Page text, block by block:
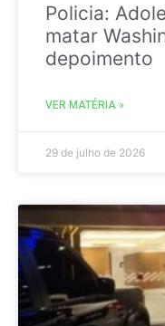
Policia:
matar
depoimento
VER MATÉRIA »
29 de julho de 2026